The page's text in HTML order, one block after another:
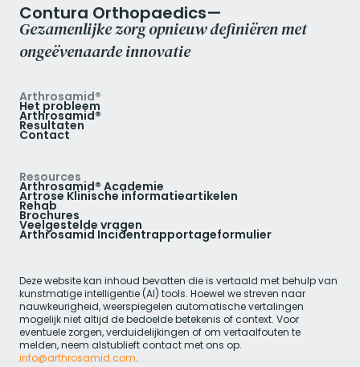
Contura Orthopaedics—
Gezamenlijke zorg opnieuw definiëren met
ongeëvenaarde innovatie
Arthrosamid®
Het probleem
Arthrosamid®
Resultaten
Contact
Resources
Arthrosamid® Academie
Artrose Klinische informatieartikelen
Rehab
Brochures
Veelgestelde vragen
Arthrosamid Incidentrapportageformulier
Deze website kan inhoud bevatten die is vertaald met behulp van
kunstmatige intelligentie (AI) tools. Hoewel we streven naar
nauwkeurigheid, weerspiegelen automatische vertalingen
mogelijk niet altijd de bedoelde betekenis of context. Voor
eventuele zorgen, verduidelijkingen of om vertaalfouten te
melden, neem alstublieft contact met ons op.
info@arthrosamid.com.